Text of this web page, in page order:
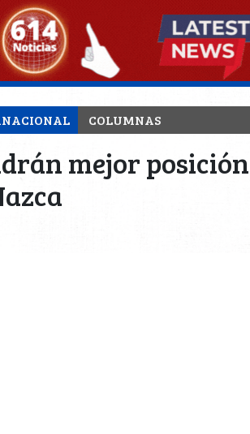
COLUMNAS
mejor